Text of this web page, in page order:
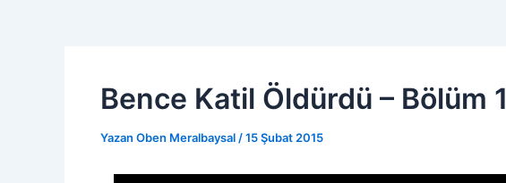
Bence Katil Öldürdü – Bölüm 1
Yazan Oben Meralbaysal /15 Şubat 2015